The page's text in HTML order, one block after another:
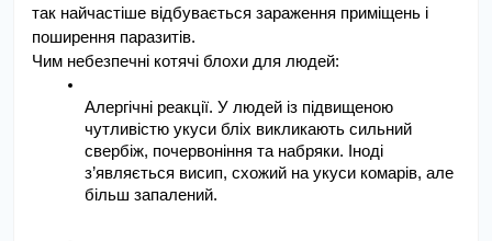
так найчастіше відбувається зараження приміщень і
поширення паразитів.
Чим небезпечні котячі блохи для людей:
Алергічні реакції. У людей із підвищеною
чутливістю укуси бліх викликають сильний
свербіж, почервоніння та набряки. Іноді
з’являється висип, схожий на укуси комарів, але
більш запалений.